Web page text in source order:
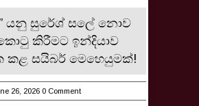
යනු සුරේශ් සලේ නොව
කිරීමට ඉන්දියාව
කළ සයිබර් මෙහෙයුමක්!
26, 2026 0 Comment